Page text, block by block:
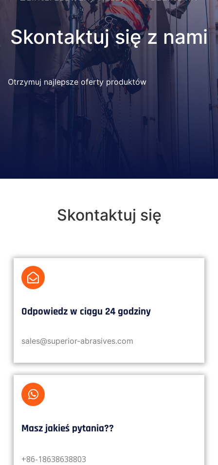
Skontaktuj się z nami
Otrzymuj najlepsze oferty produktów
Skontaktuj się
Odpowiedz w ciągu 24 godziny
sales@superior-abrasives.com
Masz jakieś pytania??​
+86-18638638803